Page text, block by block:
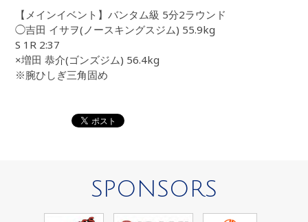
【メインイベント】バンタム級 5分2ラウンド
◯吉田 イサヲ(ノースキングスジム) 55.9kg
S 1R 2:37
×増田 恭介(ゴンズジム) 56.4kg
※腕ひしぎ三角固め
SPONSORS